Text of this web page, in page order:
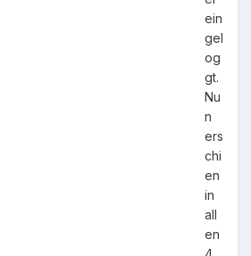
ein
gel
og
gt.
Nu
n
ers
chi
en
in
all
en